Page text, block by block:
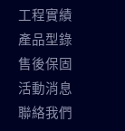
工程實績
產品型錄
售後保固
活動消息
聯絡我們